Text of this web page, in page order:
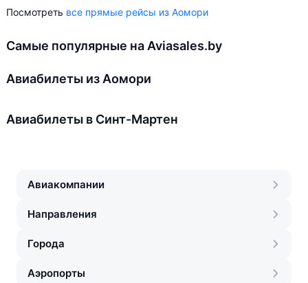
Посмотреть все прямые рейсы из Аомори
Самые популярные на Aviasales.by
Авиабилеты из Аомори
Авиабилеты в Синт-Мартен
Авиакомпании
Направления
Города
Аэропорты